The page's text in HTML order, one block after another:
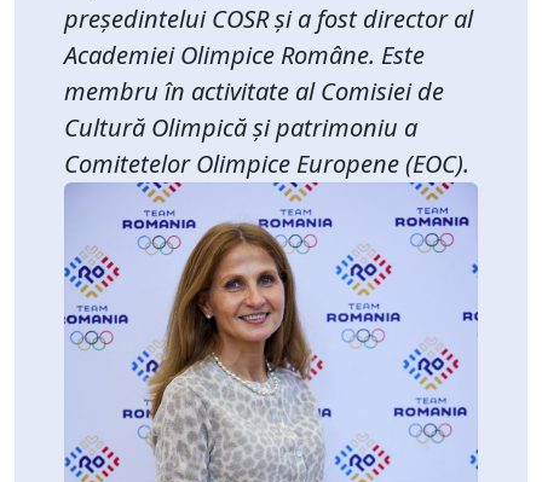
președintelui COSR și a fost director al
Academiei Olimpice Române. Este
membru în activitate al Comisiei de
Cultură Olimpică și patrimoniu a
Comitetelor Olimpice Europene (EOC).